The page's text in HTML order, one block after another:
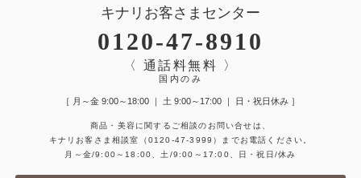
キナリお客さまセンター
0120-47-8910
〈 通話料無料 〉
国内のみ
［ 月～金 9:00～18:00 ｜ 土 9:00～17:00 ｜ 日・祝日休み ］
商品・美容に関するご相談のお問い合せは、
キナリお客さま相談室
（0120-47-3999）
までお電話ください。
月～金/9:00～18:00、土/9:00～17:00、日・祝日/休み